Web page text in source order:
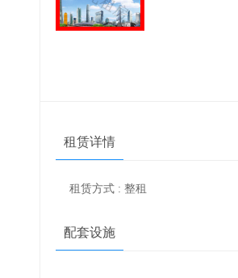
租赁详情
租赁方式 : 整租
配套设施